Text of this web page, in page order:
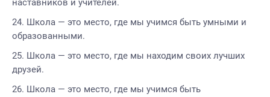
наставников и учителей.
Школа — это место, где мы учимся быть умными и
образованными.
Школа — это место, где мы находим своих лучших
друзей.
Школа — это место, где мы учимся быть